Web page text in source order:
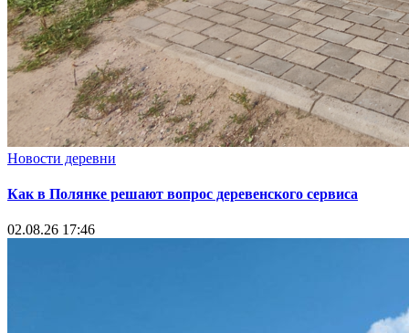
Новости деревни
Как в Полянке решают вопрос деревенского сервиса
02.08.26 17:46